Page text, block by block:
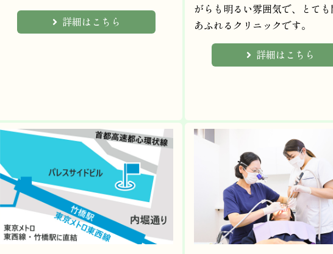
詳細はこちら
がらも明るい雰囲気で、とて
あふれるクリニックです。
詳細はこちら